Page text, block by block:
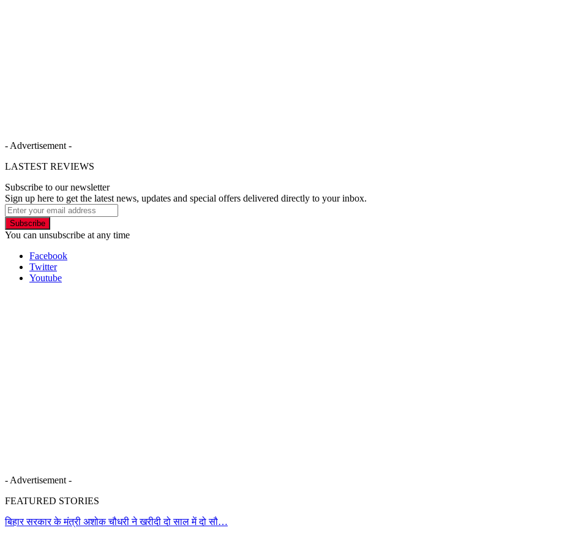
- Advertisement -
LASTEST REVIEWS
Subscribe to our newsletter
Sign up here to get the latest news, updates and special offers delivered directly to your inbox.
Subscribe
You can unsubscribe at any time
Facebook
Twitter
Youtube
- Advertisement -
FEATURED STORIES
बिहार सरकार के मंत्री अशोक चौधरी ने खरीदी दो साल में दो सौ…